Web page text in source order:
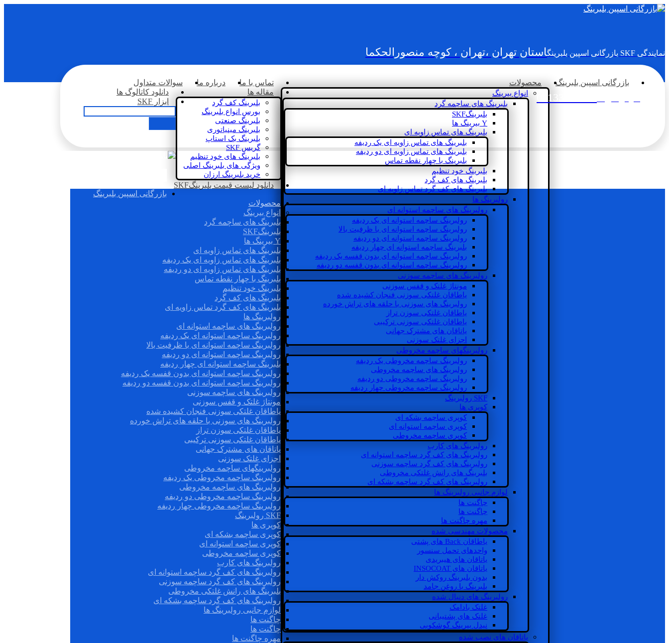
نمایندگی SKF بازرگانی اسپین بلبرینگ استان تهران ،تهران ، کوچه منصورالحکما
02133936833
بازرگانی اسپین بلبرینگ محصولات
انواع بیرینگ
بلبرینگ های ساچمه گرد
بلبرینگSKF
Y بیرینگ ها
بلبرینگ های تماس زاویه ای
بلبرینگ های تماس زاویه ای یک ردیفه
بلبرینگ های تماس زاویه ای دو ردیفه
بلبرینگ با چهار نقطه تماس
بلبرینگ خود تنظیم
بلبرینگ های کف گرد
بلبرینگ های کف گرد تماس زاویه ای
رولبرینگ ها
رولبرینگ های ساچمه استوانه ای
رولبرینگ ساچمه استوانه ای یک ردیفه
رولبرینگ ساچمه استوانه ای با ظرفیت بالا
رولبرینگ ساچمه استوانه ای دو ردیفه
بلبرینگ ساچمه استوانه ای چهار ردیفه
رولبرینگ ساچمه استوانه ای بدون قفسه یک ردیفه
رولبرینگ ساچمه استوانه ای بدون قفسه دو ردیفه
رولبرینگ های ساچمه سوزنی
مونتاژ غلتک و قفس سوزنی
یاطاقان غلتکی سوزنی فنجان کشیده شده
رولبرینگ های سوزنی با حلقه های تراش خورده
یاطاقان غلتکی سوزن تراز
یاطاقان غلتکی سوزنی ترکیبی
یاتاقان های مشترک جهانی
اجزای غلتک سوزنی
رولبرینگهای ساچمه مخروطی
رولبرینگ ساچمه مخروطی یک ردیفه
رولبرینگ های ساچمه مخروطی
رولبرینگ ساچمه مخروطی دو ردیفه
رولبرینگ ساچمه مخروطی چهار ردیفه
SKF رولبرینگ
کوپری ها
کوپری ساچمه بشکه ای
کوپری ساچمه استوانه ای
کوپری ساچمه مخروطی
رولبرینگ های کارب
رولبرینگ های کف گرد ساچمه استوانه ای
رولبرینگ های کف گرد ساچمه سوزنی
بلبرینگ های رانش غلتکی مخروطی
رولبرینگ های کف گرد ساچمه بشکه ای
لوازم جانبی رولبرینگ ها
چاگنت ها
چاگنت ها
مهره چاگنت ها
محصولات مهندسی شده
یاطاقان Back های پشتی
واحدهای تحمل سنسور
یاتاقان های هیبریدی
یاتاقان های INSOCOAT
بدون بلبرینگ روکش دار
بلبرینگ با روغن جامد
رولبرینگ های دنبال شده
غلتک بادامک
غلتک های پشتیبانی
نیدل بیرینگ گوشکوبی
یاتاقان های نصب شده
تماس با ما درباره ما
سوالات متداول
مقاله ها
بلبرینگ کف گرد
بورس انواع بلبرینگ
بلبرینگ صنعتی
بلبرینگ مینیاتوری
بلبرینگ بک استاپ
گریس SKF
بلبرینگ های خود تنظیم
ویژگی های بلبرینگ اصلی
خرید بلبرینگ ارزان
دانلود کاتالوگ ها
ابزار SKF
دانلود لیست قیمت بلبرینگSKF
بازرگانی اسپین بلبرینگ
محصولات
انواع بیرینگ
بلبرینگ های ساچمه گرد
بلبرینگSKF
Y بیرینگ ها
بلبرینگ های تماس زاویه ای
بلبرینگ های تماس زاویه ای یک ردیفه
بلبرینگ های تماس زاویه ای دو ردیفه
بلبرینگ با چهار نقطه تماس
بلبرینگ خود تنظیم
بلبرینگ های کف گرد
بلبرینگ های کف گرد تماس زاویه ای
رولبرینگ ها
رولبرینگ های ساچمه استوانه ای
رولبرینگ ساچمه استوانه ای یک ردیفه
رولبرینگ ساچمه استوانه ای با ظرفیت بالا
رولبرینگ ساچمه استوانه ای دو ردیفه
بلبرینگ ساچمه استوانه ای چهار ردیفه
رولبرینگ ساچمه استوانه ای بدون قفسه یک ردیفه
رولبرینگ ساچمه استوانه ای بدون قفسه دو ردیفه
رولبرینگ های ساچمه سوزنی
مونتاژ غلتک و قفس سوزنی
یاطاقان غلتکی سوزنی فنجان کشیده شده
رولبرینگ های سوزنی با حلقه های تراش خورده
یاطاقان غلتکی سوزن تراز
یاطاقان غلتکی سوزنی ترکیبی
یاتاقان های مشترک جهانی
اجزای غلتک سوزنی
رولبرینگهای ساچمه مخروطی
رولبرینگ ساچمه مخروطی یک ردیفه
رولبرینگ های ساچمه مخروطی
رولبرینگ ساچمه مخروطی دو ردیفه
رولبرینگ ساچمه مخروطی چهار ردیفه
SKF رولبرینگ
کوپری ها
کوپری ساچمه بشکه ای
کوپری ساچمه استوانه ای
کوپری ساچمه مخروطی
رولبرینگ های کارب
رولبرینگ های کف گرد ساچمه استوانه ای
رولبرینگ های کف گرد ساچمه سوزنی
بلبرینگ های رانش غلتکی مخروطی
رولبرینگ های کف گرد ساچمه بشکه ای
لوازم جانبی رولبرینگ ها
چاگنت ها
چاگنت ها
مهره چاگنت ها